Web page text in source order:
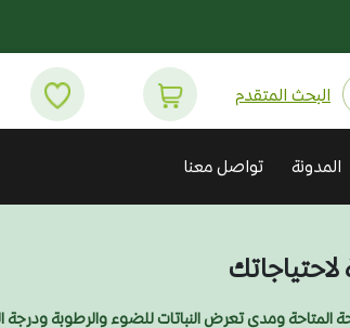
البحث المتقدم
المدونة تواصل معنا
لاحتياجاتك
المتاحة ومدى تعرض النباتات للضوء والرطوبة ودرجة